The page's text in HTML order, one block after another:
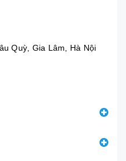
Quỳ, Gia Lâm, Hà Nội